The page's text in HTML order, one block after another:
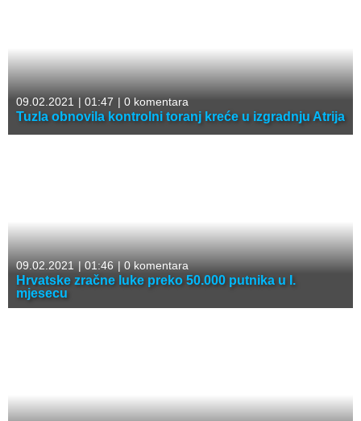
09.02.2021 | 01:47 | 0 komentara
Tuzla obnovila kontrolni toranj kreće u izgradnju Atrija
09.02.2021 |01:46 |0 komentara
Hrvatske zračne luke preko 50.000 putnika u I.
mjesecu